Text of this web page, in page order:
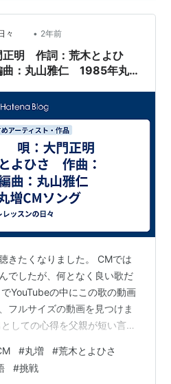
日々 • 2年前
正明 作詞：荒木とよひ
：丸山雅仁 1985年丸増
きたくなりました。 CMでは
でしたが、何となく良い歌だ
YouTubeの中にこの歌の動画
フルサイズの動画を見つけま
しての心得を父親が短い言葉
、息子さんの誕生に際して自
後本格的な歌にしようという
#丸増 #荒木とよひさ
#挑戦